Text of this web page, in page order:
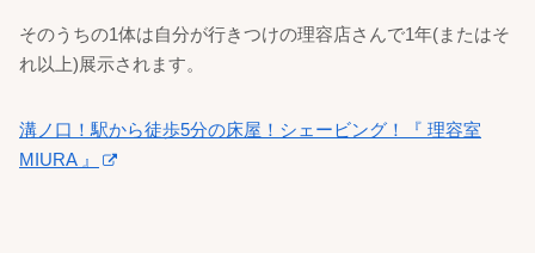
そのうちの1体は自分が行きつけの理容店さんで1年(またはそ
れ以上)展示されます。
溝ノ口！駅から徒歩5分の床屋！シェービング！『 理容室
MIURA 』